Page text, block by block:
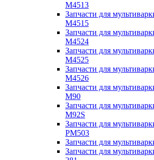
M4513
Запчасти для
M4515
Запчасти для
M4524
Запчасти для
M4525
Запчасти для
M4526
Запчасти для
M90
Запчасти для
M92S
Запчасти для
PM503
Запчасти для
Запчасти для